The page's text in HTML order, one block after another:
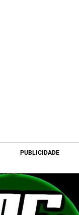
PUBLICIDADE